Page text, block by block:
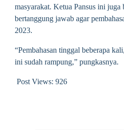
masyarakat. Ketua Pansus ini juga
bertanggung jawab agar
2023.
“Pembahasan tinggal beberapa
ini sudah rampung,” pungkasnya.
Post Views: 926